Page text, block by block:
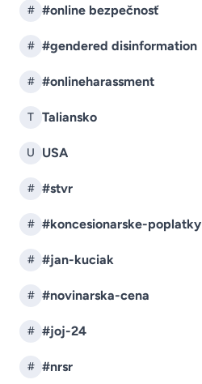
# #online bezpečnosť
# #gendered disinformation
# #onlineharassment
T Taliansko
U USA
# #stvr
# #koncesionarske-poplatky
# #jan-kuciak
# #novinarska-cena
# #joj-24
# #nrsr